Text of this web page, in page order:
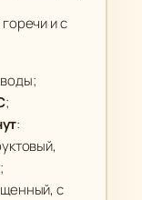
и с
;
:
с